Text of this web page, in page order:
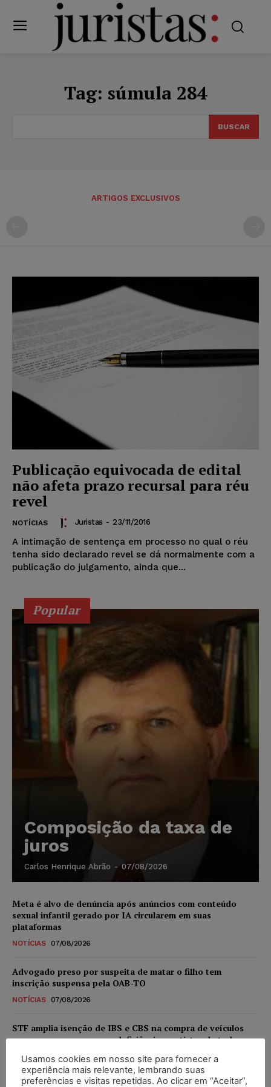
Tag: súmula 284
BUSCAR
ARTIGOS EXCLUSIVOS
Publicação equivocada de edital
não afeta prazo recursal para réu
revel
NOTÍCIAS Juristas - 23/11/2016
A intimação de sentença em processo no qual o réu
tenha sido declarado revel se dá normalmente com a
publicação do julgamento, ainda que...
Popular
Composição da taxa de
juros
Carlos Henrique Abrão - 07/08/2026
Meta é alvo de denúncia após anúncios com conteúdo
sexual infantil gerado por IA circularem em suas
plataformas
NOTÍCIAS 07/08/2026
Advogado preso por suspeita de matar o filho tem
inscrição suspensa pela OAB-TO
NOTÍCIAS 07/08/2026
STF amplia isenção de IBS e CBS na compra de veículos
novos para pessoas com deficiência e autistas de todos os
DIREITO TRIBUTÁRIO 07/08/2026
Usamos cookies em nosso site para fornecer a
experiência mais relevante, lembrando suas
preferências e visitas repetidas. Ao clicar em “Aceitar”,